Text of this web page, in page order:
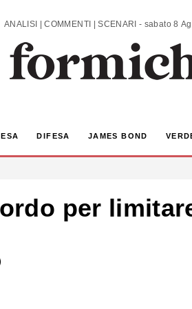
ANALISI | COMMENTI |
DIFESA JAMES BOND
per